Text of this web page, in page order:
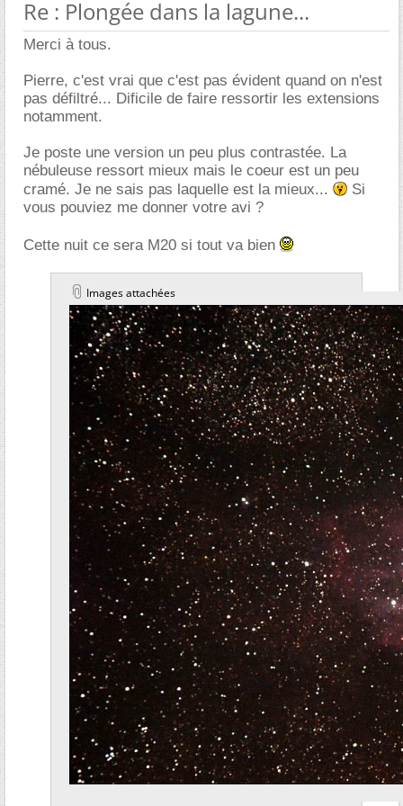
Re : Plongée dans la lagune...
Merci à tous.
Pierre, c'est vrai que c'est pas évident quand on n'est
pas défiltré... Dificile de faire ressortir les extensions
notamment.
Je poste une version un peu plus contrastée. La
nébuleuse ressort mieux mais le coeur est un peu
cramé. Je ne sais pas laquelle est la mieux...
Si
vous pouviez me donner votre avi ?
Cette nuit ce sera M20 si tout va bien
Images attachées